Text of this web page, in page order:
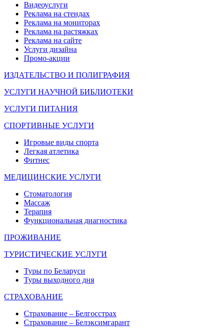
Видеоуслуги
Реклама на стендах
Реклама на мониторах
Реклама на растяжках
Реклама на сайте
Услуги дизайна
Промо-акции
ИЗДАТЕЛЬСТВО И ПОЛИГРАФИЯ
УСЛУГИ НАУЧНОЙ БИБЛИОТЕКИ
УСЛУГИ ПИТАНИЯ
СПОРТИВНЫЕ УСЛУГИ
Игровые виды спорта
Легкая атлетика
Фитнес
МЕДИЦИНСКИЕ УСЛУГИ
Стоматология
Массаж
Терапия
Функциональная диагностика
ПРОЖИВАНИЕ
ТУРИСТИЧЕСКИЕ УСЛУГИ
Туры по Беларуси
Туры выходного дня
СТРАХОВАНИЕ
Страхование – Белгосстрах
Страхование – Белэксимгарант